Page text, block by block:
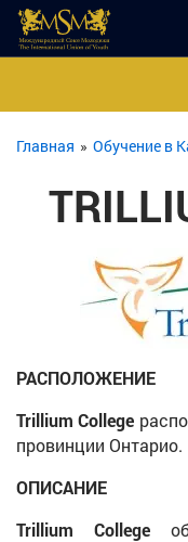
Главная » Обучение в
РАСПОЛОЖЕНИЕ
Trillium College
провинции Онтарио.
ОПИСАНИЕ
Trillium College